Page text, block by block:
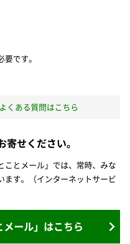
です。
くある質問はこちら
寄せください。
ことメール」では、常時、みな
ます。（インターネットサービ
メール」はこちら